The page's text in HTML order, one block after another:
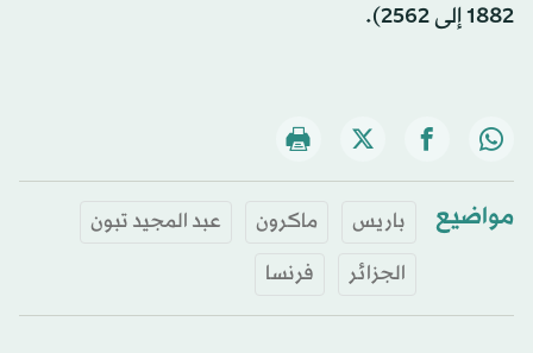
1882 إلى 2562).
مواضيع باريس ماكرون
عبد المجيد تبون
الجزائر
فرنسا